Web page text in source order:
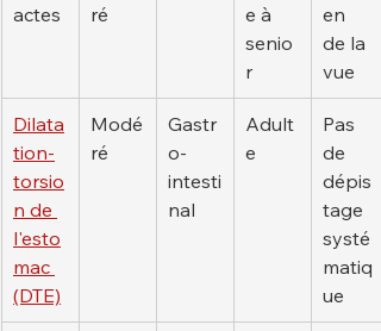
actes
ré
e à
senio
r
en
de la
vue
Dilata
tion-
torsio
n de
l'esto
mac
(DTE)
Modé
ré
Gastr
o-
intesti
nal
Adult
e
Pas
de
dépis
tage
systé
matiq
ue